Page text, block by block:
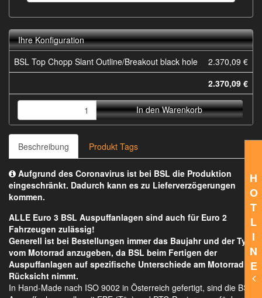
H
O
T
L
I
N
E
Ihre Konfiguration
BSL Top Chopp Slant Outline/Breakout black hole
2.370,09 €
2.370,09 €
In den Warenkorb
Beschreibung Produkt Tags
Aufgrund des Coronavirus ist bei BSL die Produktion
eingeschränkt. Dadurch kann es zu Lieferverzögerungen
kommen.
ALLE Euro 3 BSL Auspuffanlagen sind auch für Euro 2
Fahrzeugen zulässig!
Generell ist bei Bestellungen immer das Baujahr und der Typ
vom Motorrad anzugeben, da BSL beim Fertigen der
Auspuffanlagen auf spezifische Unterschiede am Motorrad
Rücksicht nimmt.
In Hand-Made nach ISO 9002 in Österreich gefertigt, sind die BSL